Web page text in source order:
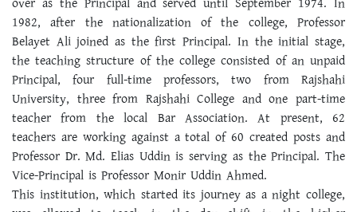
1982, after the nationalization of the college, Professor
Belayet Ali joined as the first Principal. In the initial stage,
the teaching structure of the college consisted of an unpaid
Principal, four full-time professors, two from Rajshahi
University, three from Rajshahi College and one part-time
teacher from the local Bar Association. At present, 62
teachers are working against a total of 60 created posts and
Professor Dr. Md. Elias Uddin is serving as the Principal. The
Vice-Principal is Professor Monir Uddin Ahmed.
This institution, which started its journey as a night college,